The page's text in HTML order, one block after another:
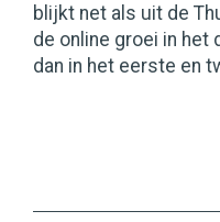
blijkt net als uit de
de online groei in het
dan in het eerste en